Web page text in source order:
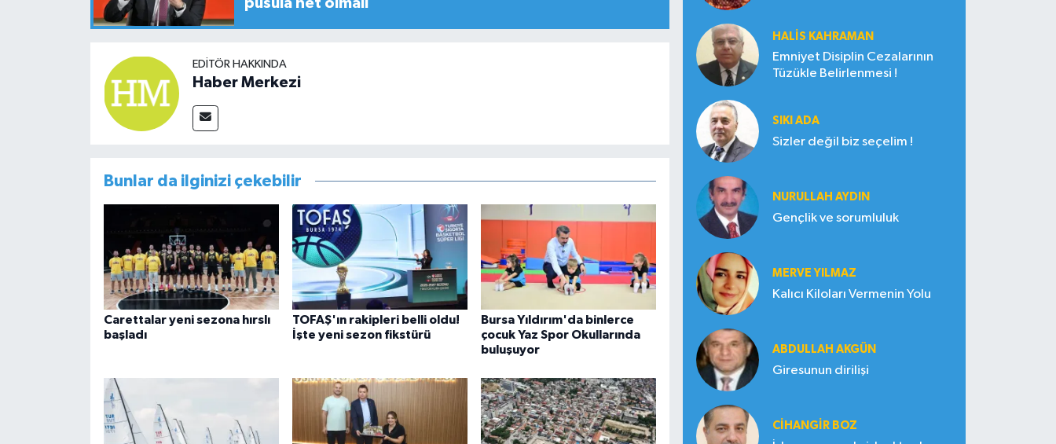
EDITÖR HAKKINDA
Haber Merkezi
Bunlar da ilginizi çekebilir
Carettalar yeni sezona hırslı
başladı
TOFAŞ'ın rakipleri belli oldu!
İşte yeni sezon fikstürü
Bursa Yıldırım'da binlerce
çocuk Yaz Spor Okullarında
buluşuyor
HALIS KAHRAMAN
Emniyet Disiplin Cezalarının
Tüzükle Belirlenmesi !
SIKI ADA
Sizler değil biz seçelim !
NURULLAH AYDIN
Gençlik ve sorumluluk
MERVE YILMAZ
Kalıcı Kiloları Vermenin Yolu
ABDULLAH AKGÜN
Giresunun dirilişi
CIHANGIR BOZ